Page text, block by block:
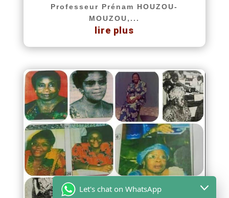
Professeur Prénam HOUZOU-
MOUZOU,...
lire plus
Let's chat on WhatsApp